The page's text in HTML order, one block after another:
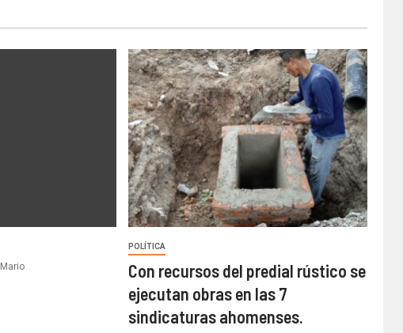
Mario
POLÍTICA
Con recursos del predial rústico se
ejecutan obras en las 7
sindicaturas ahomenses.